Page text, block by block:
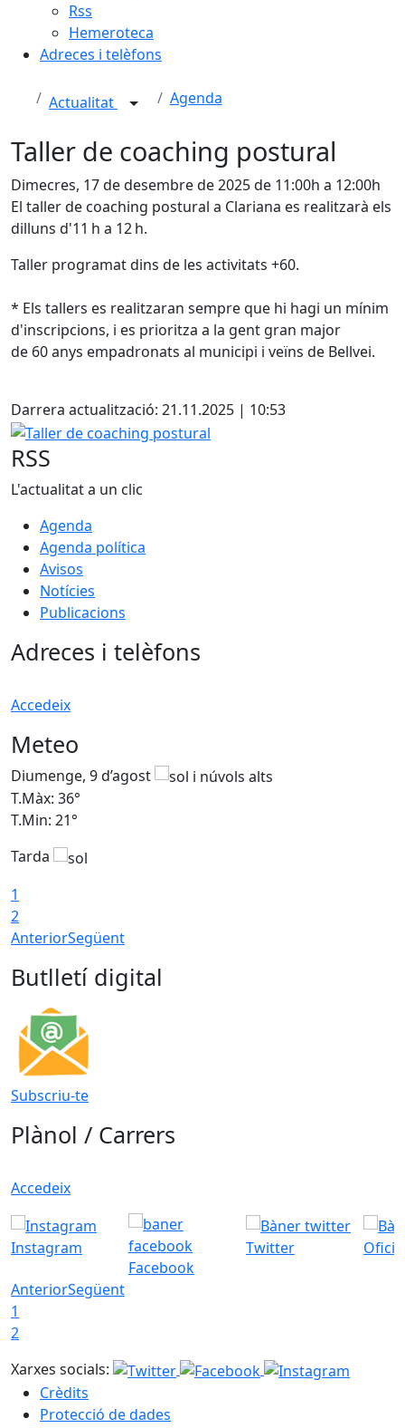
Rss
Hemeroteca
Adreces i telèfons
Actualitat Agenda
Taller de coaching postural
Dimecres, 17 de desembre de 2025 de 11:00h a 12:00h
El taller de coaching postural a Clariana es realitzarà els
dilluns d'11 h a 12 h.
Taller programat dins de les activitats +60.
* Els tallers es realitzaran sempre que hi hagi un mínim
d'inscripcions, i es prioritza a la gent gran major
de 60 anys empadronats al municipi i veïns de Bellvei.
Darrera actualització: 21.11.2025 | 10:53
Taller de coaching postural
RSS
L'actualitat a un clic
Agenda
Agenda política
Avisos
Notícies
Publicacions
Adreces i telèfons
Accedeix
Meteo
Diumenge, 9 d’agost
T.Màx: 36°
T.Min: 21°
Tarda
1
2
AnteriorSegüent
Butlletí digital
Subscriu-te
Plànol / Carrers
Accedeix
Instagram
Facebook
Twitter
AnteriorSegüent
1
2
Xarxes socials:
Crèdits
Protecció de dades